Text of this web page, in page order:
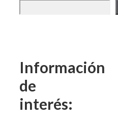
Información
de
interés: